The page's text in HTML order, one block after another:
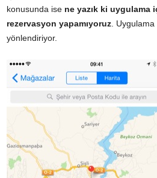
konusunda ise ne yazık ki uygulama
rezervasyon yapamıyoruz .
yönlendiriyor.